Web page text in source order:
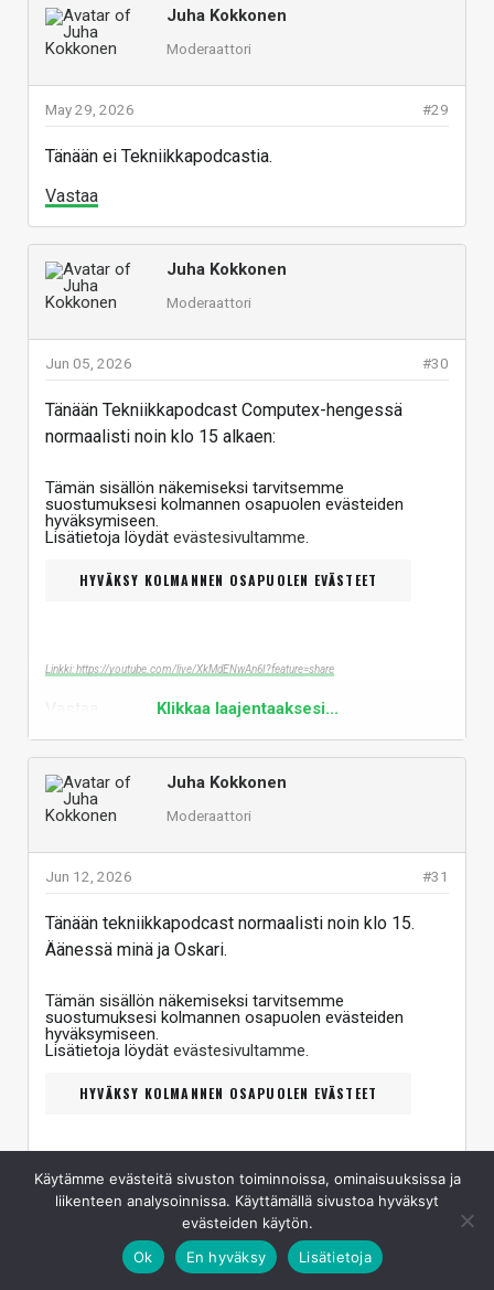
Juha Kokkonen
Moderaattori
#29
May 29, 2026
Tänään ei Tekniikkapodcastia.
Vastaa
Juha Kokkonen
Moderaattori
#30
Jun 05, 2026
Tänään Tekniikkapodcast Computex-hengessä
normaalisti noin klo 15 alkaen:
Tämän sisällön näkemiseksi tarvitsemme
suostumuksesi kolmannen osapuolen evästeiden
hyväksymiseen.
Lisätietoja löydät evästesivultamme
HYVÄKSY KOLMANNEN OSAPUOLEN EVÄSTEET
Linkki: https://youtube.com/live/XkMdENwAn6I?feature=share
Klikkaa laajentaaksesi...
Juha Kokkonen
Moderaattori
#31
Jun 12, 2026
Tänään tekniikkapodcast normaalisti noin klo 15.
Äänessä minä ja Oskari.
Tämän sisällön näkemiseksi tarvitsemme
suostumuksesi kolmannen osapuolen evästeiden
hyväksymiseen.
Lisätietoja löydät evästesivultamme
HYVÄKSY KOLMANNEN OSAPUOLEN EVÄSTEET
Linkki: https://youtube.com/live/dD031XAdZT8?feature=share
Klikkaa laajentaaksesi...
Käytämme evästeitä sivuston toiminnoissa, ominaisuuksissa ja
liikenteen analysoinnissa. Käyttämällä sivustoa hyväksyt
evästeiden käytön.
Ok
En hyväksy Lisätietoja